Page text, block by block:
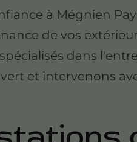
à Mégnien
de vos
dans
et intervenons